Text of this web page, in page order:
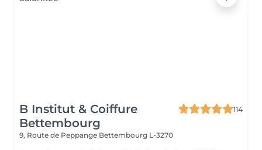
B Institut & Coiffure
Bettembourg
114
9, Route de Peppange Bettembourg L-3270